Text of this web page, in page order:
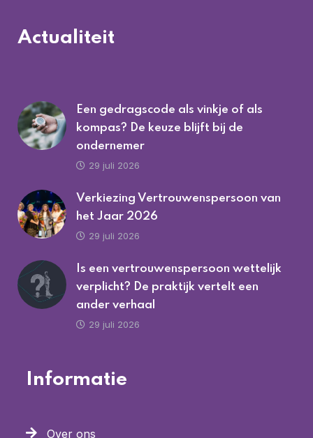
Actualiteit
Een gedragscode als vinkje of als
kompas? De keuze blijft bij de
ondernemer
29 juli 2026
Verkiezing Vertrouwenspersoon van
het Jaar 2026
29 juli 2026
Is een vertrouwenspersoon wettelijk
verplicht? De praktijk vertelt een
ander verhaal
29 juli 2026
Informatie
Over ons